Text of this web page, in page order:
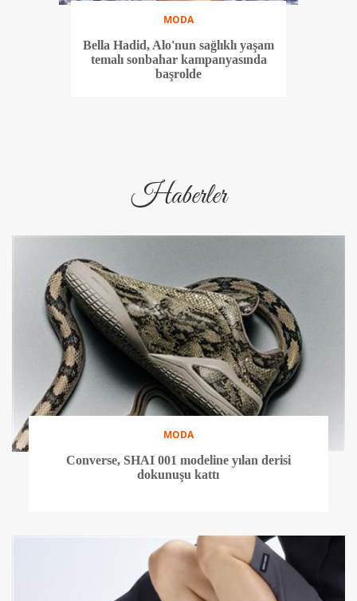
MODA
Bella Hadid, Alo'nun sağlıklı yaşam
temalı sonbahar kampanyasında
başrolde
Haberler
MODA
Converse, SHAI 001 modeline yılan derisi
dokunuşu kattı